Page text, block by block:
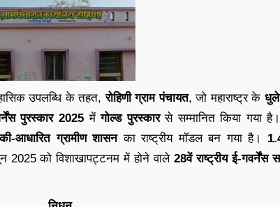
उपलब्धि के तहत,रोहिणी ग्राम पंचायत, जो महाराष्ट्र के
पुरस्कार 2025 मेंगोल्ड पुरस्कारसे सम्मानित किया गया
आधारित ग्रामीण शासनका राष्ट्रीय मॉडल बन गया है।
को विशाखापट्टनम में होने वाले28वें राष्ट्रीय ई-गवर्नेंस